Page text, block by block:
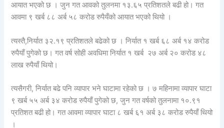
आयात भएको छ । जुन गत आवको तुलनमा १३.६५ प्रतिशतले बढी हो। गत
आवमा ९ खर्ब ८८ अर्ब ५८ करोड रुपैयँको आयात भएको थियो ।
त्यस्तै,निर्यात ३२.१९ प्रतिशतले बढेको छ । निर्यात १ खर्ब ६८ अर्ब १४ करोड
रुपैयाँ पुगेको छ। गत वर्ष सोही अवधिमा निर्यात १ खर्ब २७ अर्ब २० करोड ४८
लाख रुपैयाँ थियो।
त्यसैगरी, निर्यात बढे पनि व्यापार भने घाटामा रहेको छ । ७ महिनामा व्यापार घाटा
९ खर्ब ५५ अर्ब ३४ करोड रुपैयाँ पुगेको छ, जुन गत वर्षको तुलनामा १०.९१
प्रतिशत बढी हो। गत आवमा व्यापार घाटा ८ खर्ब ६१ अर्ब ३८ करोड रुपैयाँ थियो
।